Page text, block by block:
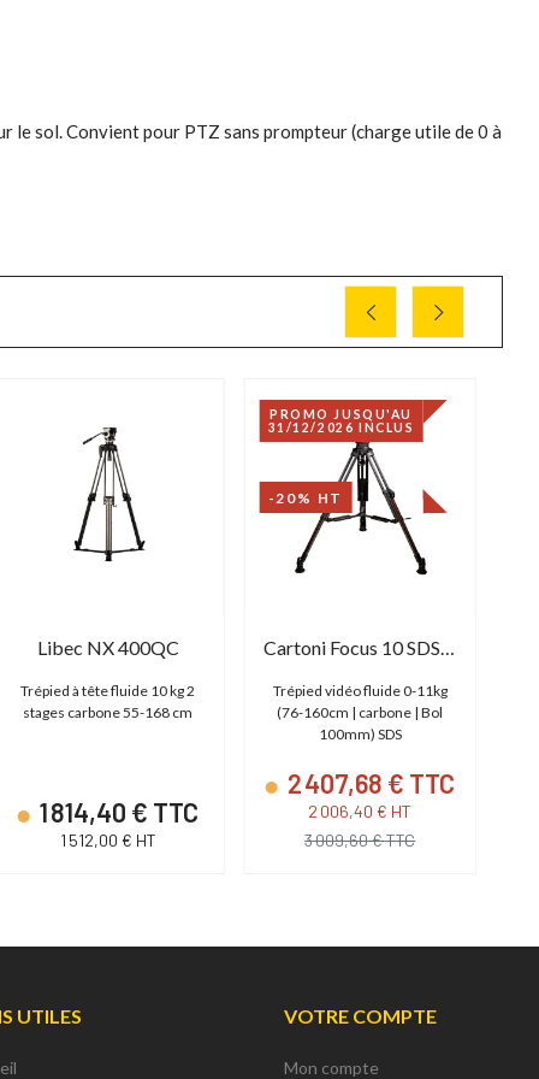
le sol. Convient pour PTZ sans prompteur (charge utile de 0 à
Libec NX 400QC
Trépied à tête fluide 10 kg 2
stages carbone 55-168 cm
1 814,40 € TTC
1 512,00 € HT
PROMO JUSQU'AU
31/12/2026 INCLUS
-20% HT
Cartoni Focus 10 SDS CF
Trépied vidéo fluide 0-11kg
(76-160cm | carbone | Bol
100mm) SDS
2 407,68 € TTC
2 006,40 € HT
3 009,60 € TTC
UTILES VOTRE COMPTE
Mon compte